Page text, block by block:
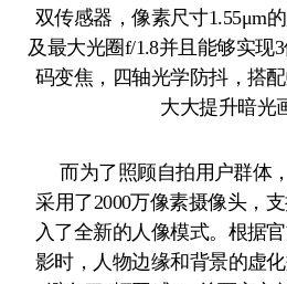
双传感器，像素尺寸1.55μm
及最大光圈f/1.8并且能够实现
码变焦，四轴光学防抖，搭
大大提升暗光
而为了照顾自拍用户群体
采用了2000万像素摄像头，
入了全新的人像模式。根据
影时，人物边缘和背景的虚